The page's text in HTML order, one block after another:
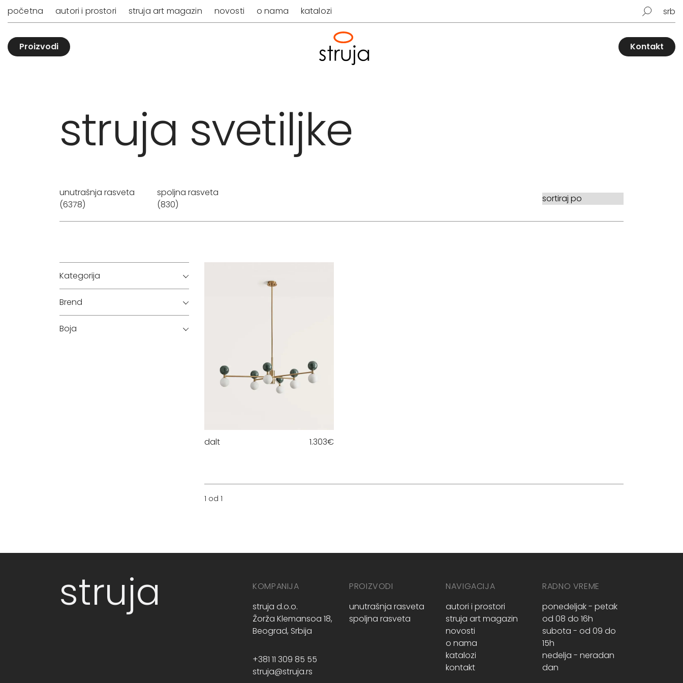
početna autori i prostori struja art magazin novosti o nama katalozi srb
Proizvodi Kontakt
struja svetiljke
unutrašnja rasveta
(6378)
spoljna rasveta
(830)
Kategorija
Brend
Boja
dalt 1.303€
1 od 1
struja
KOMPANIJA
struja d.o.o.
Žorža Klemansoa 18,
Beograd, Srbija
+381 11 309 85 55
struja@struja.rs
PROIZVODI
unutrašnja rasveta
spoljna rasveta
NAVIGACIJA
autori i prostori
struja art magazin
novosti
o nama
katalozi
kontakt
RADNO VREME
ponedeljak - petak
od 08 do 16h
subota - od 09 do
15h
nedelja - neradan
dan